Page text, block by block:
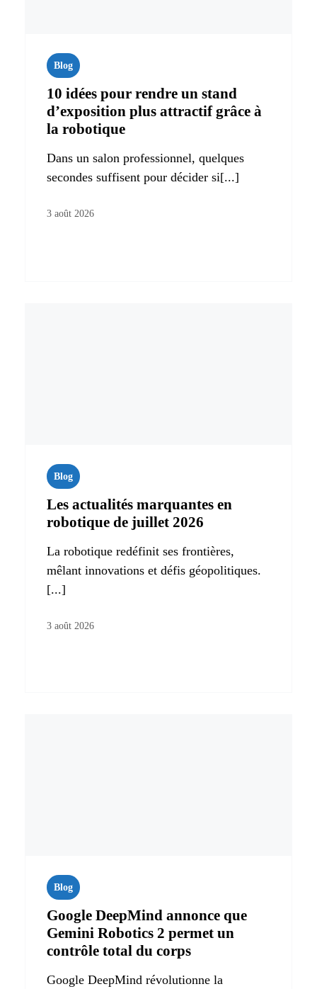
Blog
10 idées pour rendre un stand
d’exposition plus attractif grâce à
la robotique
Dans un salon professionnel, quelques
secondes suffisent pour décider si[...]
3 août 2026
Blog
Les actualités marquantes en
robotique de juillet 2026
La robotique redéfinit ses frontières,
mêlant innovations et défis géopolitiques.
[...]
3 août 2026
Blog
Google DeepMind annonce que
Gemini Robotics 2 permet un
contrôle total du corps
Google DeepMind révolutionne la